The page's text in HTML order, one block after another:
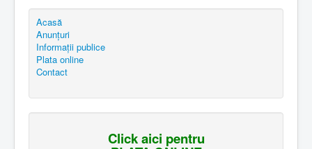
Acasă
Anunțuri
Informații publice
Plata online
Contact
Click aici pentru